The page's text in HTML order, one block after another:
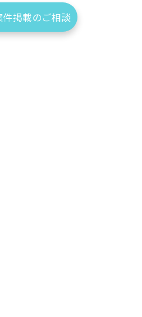
件掲載のご相談